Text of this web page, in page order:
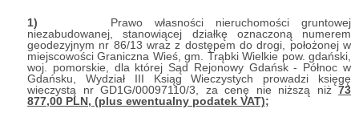
1) Prawo własności nieruchomości gruntowej
niezabudowanej, stanowiącej działkę oznaczoną numerem
geodezyjnym nr 86/13 wraz z dostępem do drogi, położonej w
miejscowości Graniczna Wieś, gm. Trąbki Wielkie pow. gdański,
woj. pomorskie, dla której Sąd Rejonowy Gdańsk - Północ w
Gdańsku, Wydział III Ksiąg Wieczystych prowadzi księgę
wieczystą nr GD1G/00097110/3,
za cenę nie niższą niż73
877,00 PLN, (plus ewentualny podatek VAT);